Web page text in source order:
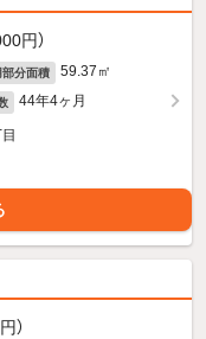
円）
部分面積 59.37㎡
44年4ヶ月
）